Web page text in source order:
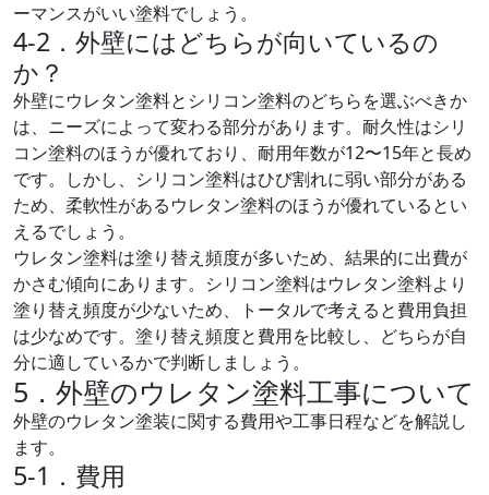
ーマンスがいい塗料でしょう。
4-2．外壁にはどちらが向いているの
か？
外壁にウレタン塗料とシリコン塗料のどちらを選ぶべきか
は、ニーズによって変わる部分があります。耐久性はシリ
コン塗料のほうが優れており、耐用年数が12〜15年と長め
です。しかし、シリコン塗料はひび割れに弱い部分がある
ため、柔軟性があるウレタン塗料のほうが優れているとい
えるでしょう。
ウレタン塗料は塗り替え頻度が多いため、結果的に出費が
かさむ傾向にあります。シリコン塗料はウレタン塗料より
塗り替え頻度が少ないため、トータルで考えると費用負担
は少なめです。塗り替え頻度と費用を比較し、どちらが自
分に適しているかで判断しましょう。
5．外壁のウレタン塗料工事について
外壁のウレタン塗装に関する費用や工事日程などを解説し
ます。
5-1．費用